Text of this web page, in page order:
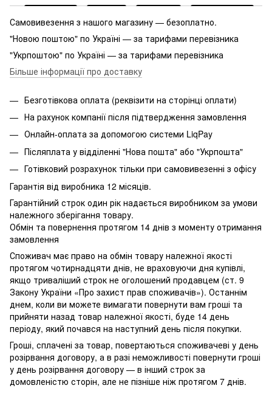
Самовивезення з нашого магазину — безоплатно.
"Новою поштою" по Україні — за тарифами перевізника
"Укрпоштою" по Україні — за тарифами перевізника
Більше інформації про доставку
Безготівкова оплата (реквізити на сторінці оплати)
На рахунок компанії після підтвердження замовлення
Онлайн-оплата за допомогою системи LiqPay
Післяплата у відділенні "Нова пошта" або "Укрпошта"
Готівковий розрахунок тільки при самовивезенні з офісу
Гарантія від виробника 12 місяців.
Гарантійний строк один рік надається виробником за умови
належного зберігання товару.
Обмін та повернення протягом 14 днів з моменту отримання
замовлення
Споживач має право на обмін товару належної якості
протягом чотирнадцяти днів, не враховуючи дня купівлі,
якщо триваліший строк не оголошений продавцем (ст. 9
Закону України «Про захист прав споживачів»). Останнім
днем, коли ви можете вимагати повернути вам гроші та
прийняти назад товар належної якості, буде 14 день
періоду, який почався на наступний день після покупки.
Гроші, сплачені за товар, повертаються споживачеві у день
розірвання договору, а в разі неможливості повернути гроші
у день розірвання договору — в інший строк за
домовленістю сторін, але не пізніше ніж протягом 7 днів.